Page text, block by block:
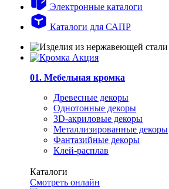
Электронные каталоги
Каталоги для САПР
01. Мебельная кромка
Древесные декоры
Однотонные декоры
3D-акриловые декоры
Металлизированные декоры
Фантазийные декоры
Клей-расплав
Каталоги
Смотреть онлайн